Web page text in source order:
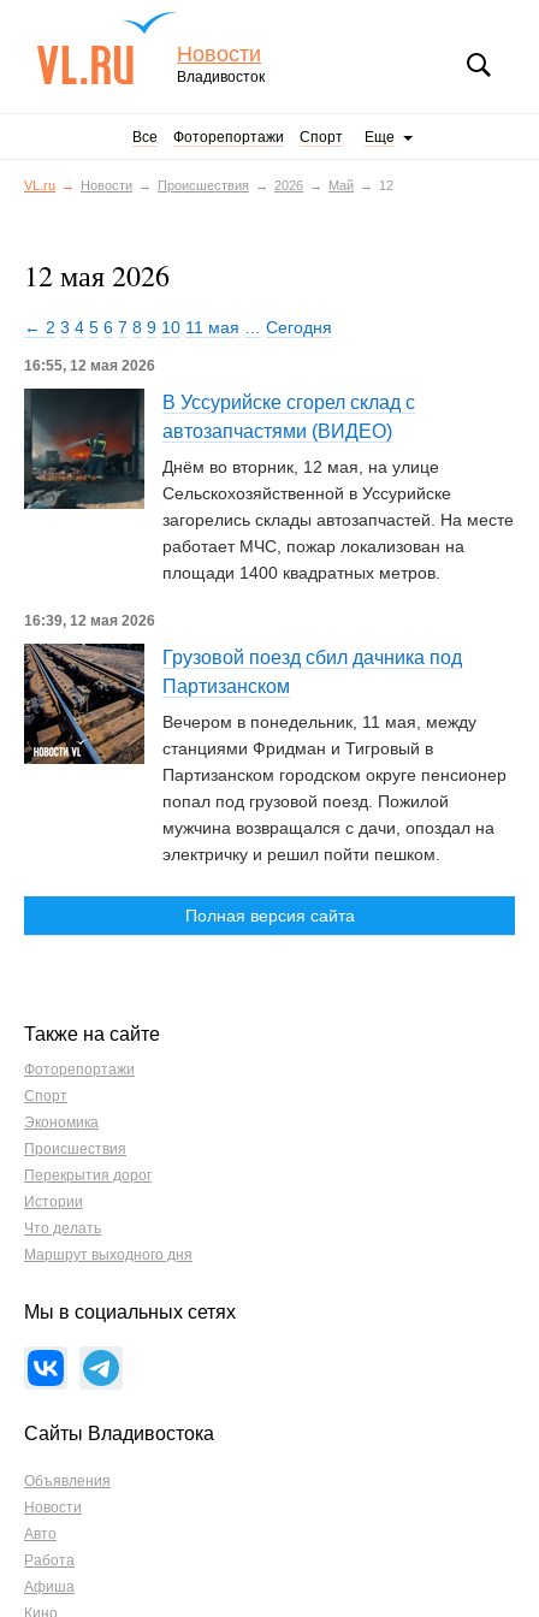
Новости
Владивосток
Все Фоторепортажи Спорт Еще
VL.ru Новости Происшествия 2026 Май 12
12 мая 2026
← 2 3 4 5 6 7 8 9 10 11 мая Сегодня
16:55, 12 мая 2026
В Уссурийске сгорел склад с
автозапчастями (ВИДЕО)
Днём во вторник, 12 мая, на улице
Сельскохозяйственной в Уссурийске
загорелись склады автозапчастей. На месте
работает МЧС, пожар локализован на
площади 1400 квадратных метров.
16:39, 12 мая 2026
Грузовой поезд сбил дачника под
Партизанском
Вечером в понедельник, 11 мая, между
станциями Фридман и Тигровый в
Партизанском городском округе пенсионер
попал под грузовой поезд. Пожилой
мужчина возвращался с дачи, опоздал на
электричку и решил пойти пешком.
Полная версия сайта
Также на сайте
Фоторепортажи
Спорт
Экономика
Происшествия
Перекрытия дорог
Истории
Что делать
Маршрут выходного дня
Мы в социальных сетях
Сайты Владивостока
Объявления
Новости
Авто
Работа
Афиша